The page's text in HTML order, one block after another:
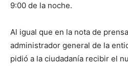
9:00 de la noche.
Al igual que en la nota de
administrador general de la
pidió a la ciudadanía recibir el